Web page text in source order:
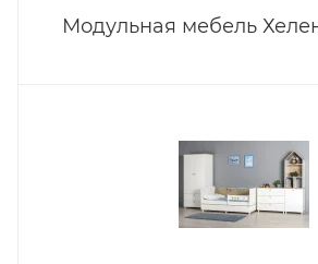
Модульная мебель